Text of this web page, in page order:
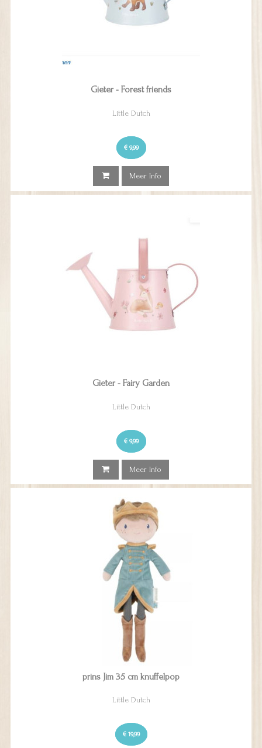
Gieter - Forest friends
Little Dutch
€ 9,99
Meer Info
Gieter - Fairy Garden
Little Dutch
€ 9,99
Meer Info
prins Jim 35 cm knuffelpop
Little Dutch
€ 19,99